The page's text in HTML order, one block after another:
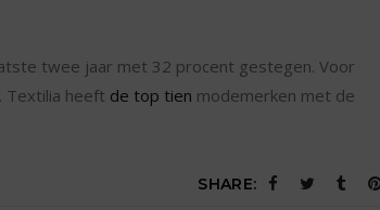
twee jaar met 32 procent gestegen. Voor
Textilia heeft de top tien modemerken met de
SHARE: